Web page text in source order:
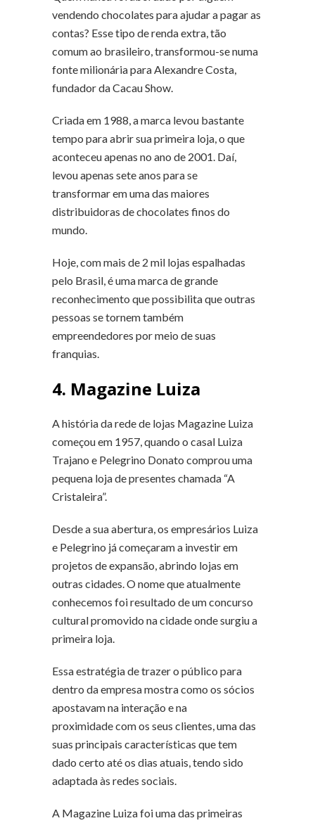
vendendo chocolates para ajudar a pagar as
contas? Esse tipo de renda extra, tão
comum ao brasileiro, transformou-se numa
fonte milionária para Alexandre Costa,
fundador da Cacau Show.
Criada em 1988, a marca levou bastante
tempo para abrir sua primeira loja, o que
aconteceu apenas no ano de 2001. Daí,
levou apenas sete anos para se
transformar em uma das maiores
distribuidoras de chocolates finos do
mundo.
Hoje, com mais de 2 mil lojas espalhadas
pelo Brasil, é uma marca de grande
reconhecimento que possibilita que outras
pessoas se tornem também
empreendedores por meio de suas
franquias.
4. Magazine Luiza
A história da rede de lojas Magazine Luiza
começou em 1957, quando o casal Luiza
Trajano e Pelegrino Donato comprou uma
pequena loja de presentes chamada “A
Cristaleira”.
Desde a sua abertura, os empresários Luiza
e Pelegrino já começaram a investir em
projetos de expansão, abrindo lojas em
outras cidades. O nome que atualmente
conhecemos foi resultado de um concurso
cultural promovido na cidade onde surgiu a
primeira loja.
Essa estratégia de trazer o público para
dentro da empresa mostra como os sócios
apostavam na interação e na
proximidade com os seus clientes, uma das
suas principais características que tem
dado certo até os dias atuais, tendo sido
adaptada às redes sociais.
A Magazine Luiza foi uma das primeiras